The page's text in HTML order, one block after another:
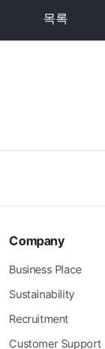
목록
Company
Business Place
Sustainability
Recruitment
Customer Support